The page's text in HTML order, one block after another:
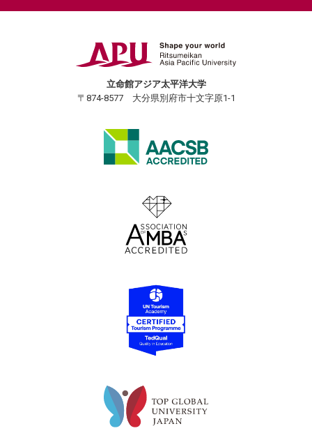
立命館アジア太平洋大学
〒874-8577 大分県別府市十文字原1-1